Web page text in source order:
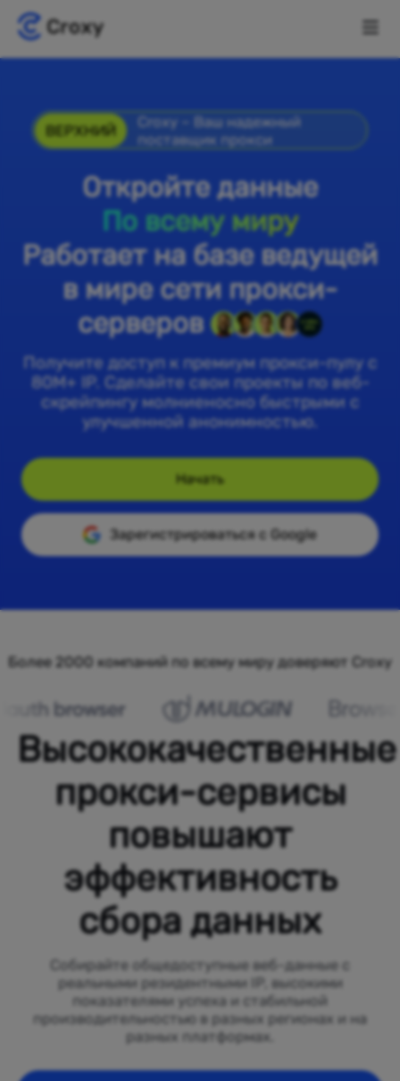
ВЕРХНИЙ
Croxy – Ваш надежный
поставщик прокси
Откройте данные
По всему миру
Работает на базе ведущей
в мире сети прокси-
серверов
Получите доступ к премиум прокси-пулу с
80M+ IP. Сделайте свои проекты по веб-
скрейпингу молниеносно быстрыми с
улучшенной анонимностью.
Начать
Зарегистрироваться с Google
Более 2000 компаний по всему миру доверяют Croxy
Высококачественные
прокси-сервисы
повышают
эффективность
сбора данных
Собирайте общедоступные веб-данные с
реальными резидентными IP, высокими
показателями успеха и стабильной
производительностью в разных регионах и на
разных платформах.